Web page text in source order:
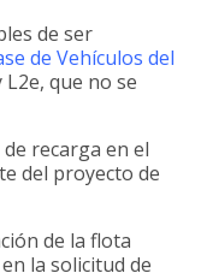
de ser
de Vehículos del
que no se
recarga en el
del proyecto de
de la flota
la solicitud de